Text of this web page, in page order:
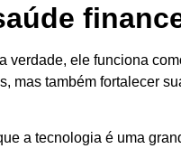
ele funciona
mas também fortalecer
a tecnologia é uma